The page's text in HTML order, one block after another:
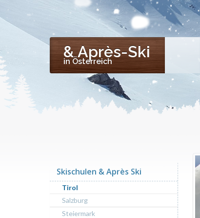
& Après-Ski
in Österreich
Skischulen & Après Ski
Tirol
Salzburg
Steiermark